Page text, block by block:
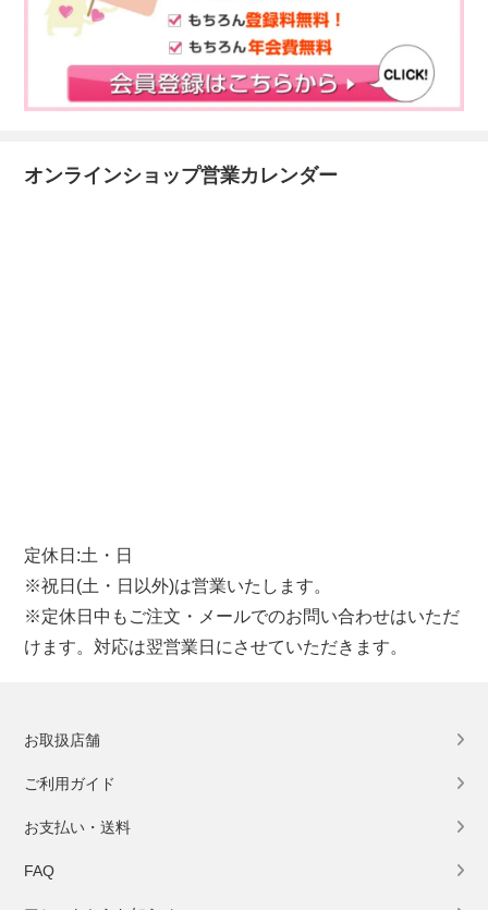
オンラインショップ営業カレンダー
定休日:土・日
※祝日(土・日以外)は営業いたします。
※定休日中もご注文・メールでのお問い合わせはいただ
けます。対応は翌営業日にさせていただきます。
お取扱店舗
ご利用ガイド
お支払い・送料
FAQ